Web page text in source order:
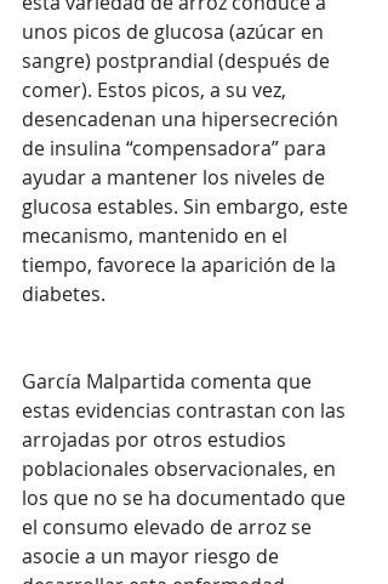
unos picos de glucosa (azúcar en
sangre) postprandial (después de
comer). Estos picos, a su vez,
desencadenan una hipersecreción
de insulina “compensadora” para
ayudar a mantener los niveles de
glucosa estables. Sin embargo, este
mecanismo, mantenido en el
tiempo, favorece la aparición de la
diabetes.
García Malpartida comenta que
estas evidencias contrastan con las
arrojadas por otros estudios
poblacionales observacionales, en
los que no se ha documentado que
el consumo elevado de arroz se
asocie a un mayor riesgo de